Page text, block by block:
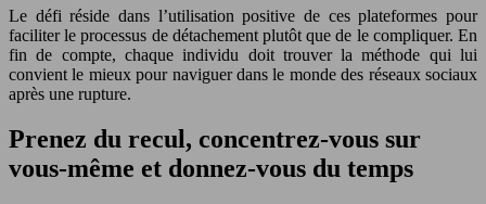
Le défi réside dans l’utilisation positive de ces plateformes pour
faciliter le processus de détachement plutôt que de le compliquer. En
fin de compte, chaque individu doit trouver la méthode qui lui
convient le mieux pour naviguer dans le monde des réseaux sociaux
après une rupture.
Prenez du recul, concentrez-vous sur
vous-même et donnez-vous du temps